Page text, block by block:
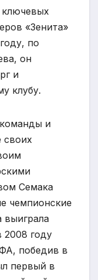
ключевых
«Зенита»
по
он
и
клубу.
и
своих
Семака
чемпионские
выиграла
2008 году
победив в
первый в